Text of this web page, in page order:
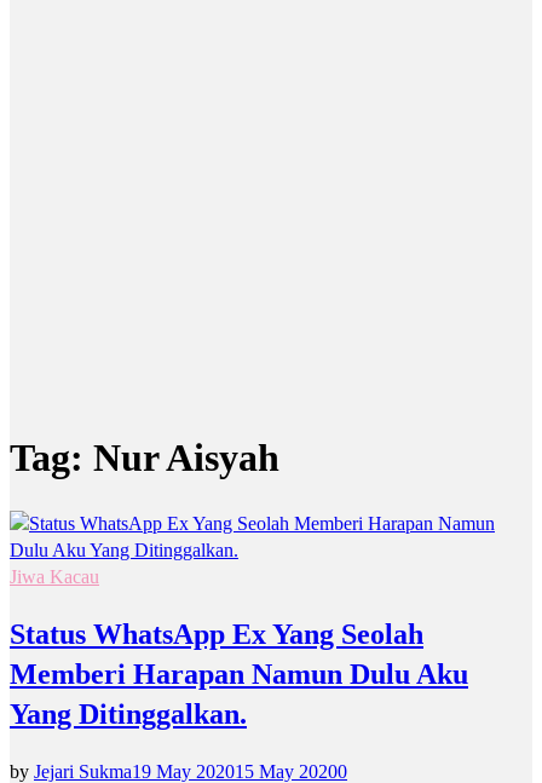
Tag: Nur Aisyah
Jiwa Kacau
Status WhatsApp Ex Yang Seolah
Memberi Harapan Namun Dulu Aku
Yang Ditinggalkan.
by Jejari Sukma19 May 202015 May 20200